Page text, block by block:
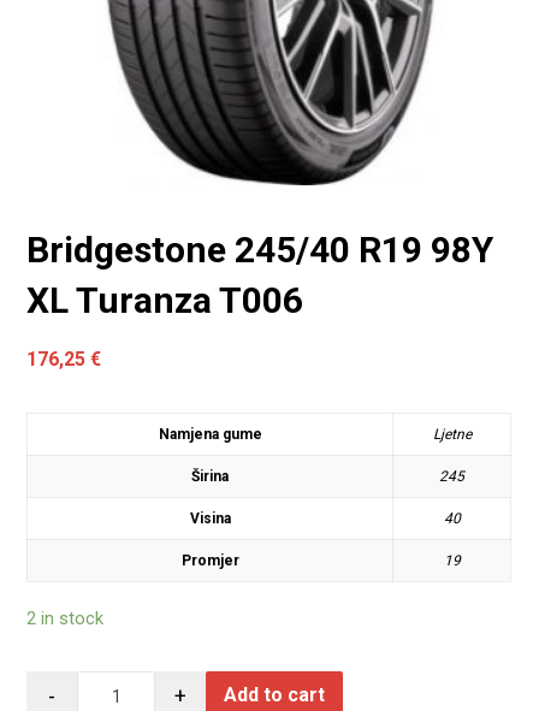
Bridgestone 245/40 R19 98Y
XL Turanza T006
176,25€
Namjena gume Ljetne
Širina 245
Visina 40
Promjer 19
2 in stock
- + Add to cart